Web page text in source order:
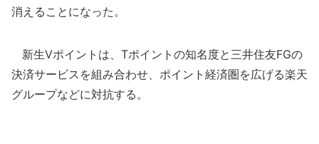
消えることになった。
新生Vポイントは、Tポイントの知名度と三井住友FGの
決済サービスを組み合わせ、ポイント経済圏を広げる楽天
グループなどに対抗する。